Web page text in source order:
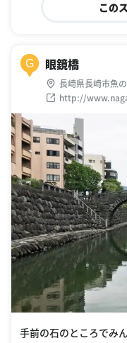
この
G 眼鏡橋
長崎県長崎市魚
http://
手前の石のところでみ